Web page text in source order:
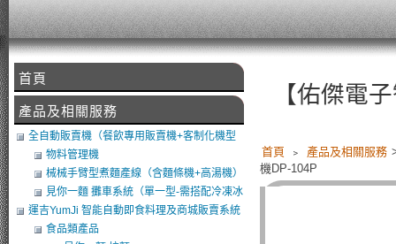
【佑傑電子
首頁 ﹥ 產品及相關服務
機DP-104P
首頁
產品及相關服務
全自動販賣機（餐飲專用販賣機+客制化機型
+軟體開發）
物料管理機
械械手臂型煮麵產線（含麵條機+高湯機）
（可搭POS）
見你一麵 攤車系統（單一型-需搭配冷凍冰
庫）
運吉YumJi 智能自動即食料理及商城販賣系統
食品類產品